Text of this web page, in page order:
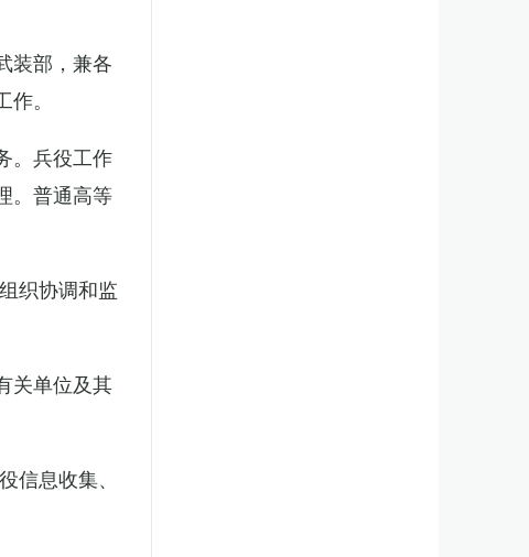
装部，兼各
。
。兵役工作
。普通高等
织协调和监
关单位及其
息收集、